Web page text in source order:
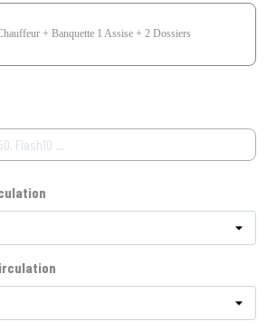
+ Banquette 1 Assise + 2 Dossiers